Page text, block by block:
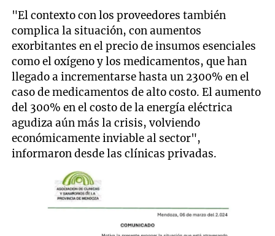
"El contexto con los proveedores también
complica la situación, con aumentos
exorbitantes en el precio de insumos esenciales
como el oxígeno y los medicamentos, que han
llegado a incrementarse hasta un 2300% en el
caso de medicamentos de alto costo. El aumento
del 300% en el costo de la energía eléctrica
agudiza aún más la crisis, volviendo
económicamente inviable al sector",
informaron desde las clínicas privadas.